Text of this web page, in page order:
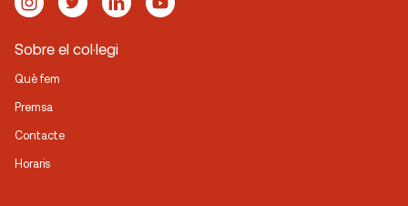
Sobre el col·legi
Què fem
Premsa
Contacte
Horaris